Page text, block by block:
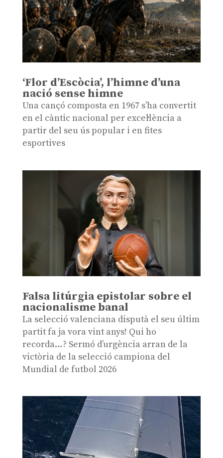
‘Flor d’Escòcia’, l’himne d’una
nació sense himne
Una cançó composta en 1967 s’ha convertit
en el càntic nacional per excel·lència a
partir del seu ús popular i en fites
esportives
Falsa litúrgia epistolar sobre el
nacionalisme banal
La selecció valenciana disputà el seu últim
partit fa ja vora vint anys! Qui ho
recorda…? Sermó d’urgència arran de la
victòria de la selecció campiona del
Mundial de futbol 2026